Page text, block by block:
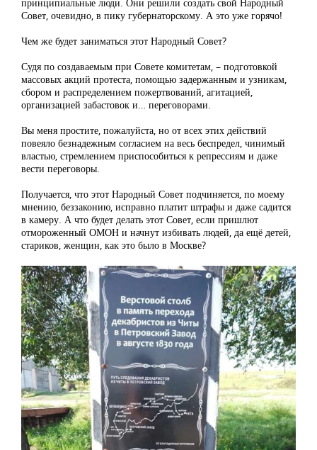
Совет, очевидно, в пику губернаторскому. А это уже горячо!
Чем же будет заниматься этот Народный Совет?
Судя по создаваемым при Совете комитетам, – подготовкой
массовых акций протеста, помощью задержанным и узникам,
сбором и распределением пожертвований, агитацией,
организацией забастовок и… переговорами.
Вы меня простите, пожалуйста, но от всех этих действий
повеяло безнадежным согласием на весь беспредел, чинимый
властью, стремлением приспособиться к репрессиям и даже
вести переговоры.
Получается, что этот Народный Совет подчиняется, по моему
мнению, беззаконию, исправно платит штрафы и даже садится
в камеру. А что будет делать этот Совет, если пришлют
отмороженный ОМОН и начнут избивать людей, да ещё детей,
стариков, женщин, как это было в Москве?